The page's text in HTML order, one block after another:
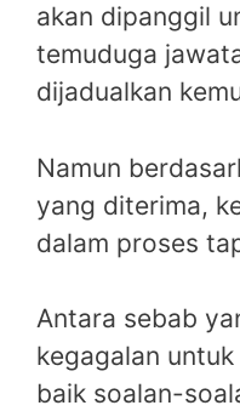
akan dipanggil
temuduga
dijadualkan
Namun
yang diterima,
dalam proses
Antara sebab
kegagalan
baik soalan-